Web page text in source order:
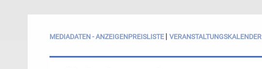
MEDIADATEN - ANZEIGENPREISLISTE | VERANSTALTUNGSKALENDER